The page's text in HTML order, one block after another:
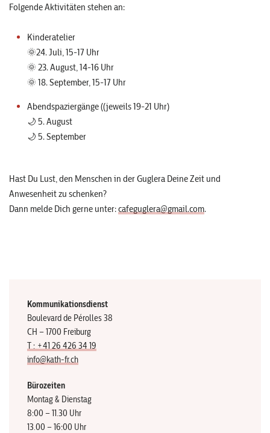
Folgende Aktivitäten stehen an:
Kinderatelier
🌞24. Juli, 15-17 Uhr
🌞 23. August, 14-16 Uhr
🌞 18. September, 15-17 Uhr
Abendspaziergänge ((jeweils 19-21 Uhr)
🌙 5. August
🌙 5. September
Hast Du Lust, den Menschen in der Guglera Deine Zeit und
Anwesenheit zu schenken?
Dann melde Dich gerne unter:cafeguglera@gmail.com.
Kommunikationsdienst
Boulevard de Pérolles 38
CH – 1700 Freiburg
T : +41 26 426 34 19
info@kath-fr.ch
Bürozeiten
Montag & Dienstag
8:00 – 11.30 Uhr
13.00 – 16:00 Uhr